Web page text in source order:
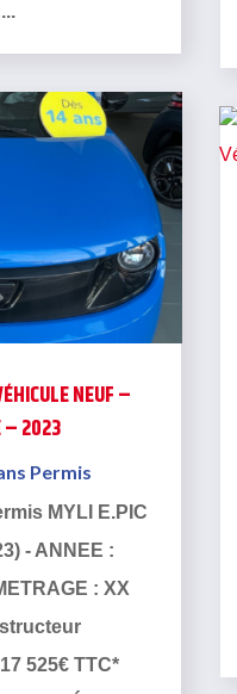
NEUF –
– 2023
Permis
MYLI E.PIC
- ANNEE :
: XX
525€ TTC*